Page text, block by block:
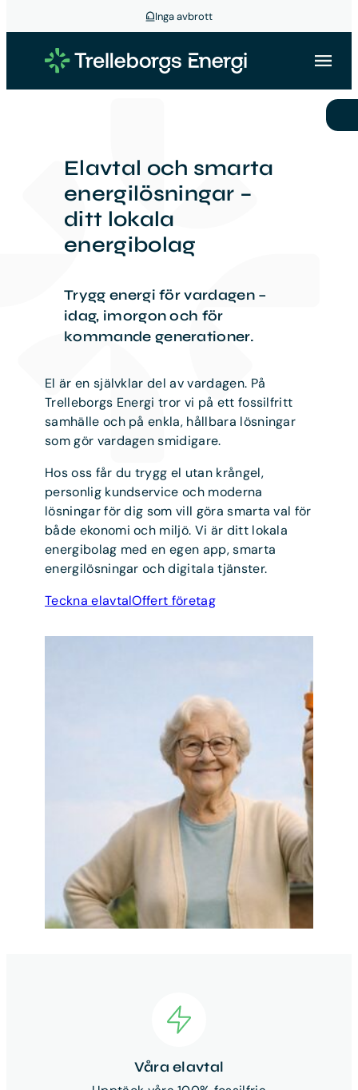
Inga avbrott
Elavtal och smarta
energilösningar –
ditt lokala
energibolag
Trygg energi för vardagen –
idag, imorgon och för
kommande generationer.
El är en självklar del av vardagen. På
Trelleborgs Energi tror vi på ett fossilfritt
samhälle och på enkla, hållbara lösningar
som gör vardagen smidigare.
Hos oss får du trygg el utan krångel,
personlig kundservice och moderna
lösningar för dig som vill göra smarta val för
både ekonomi och miljö. Vi är ditt lokala
energibolag med en egen app, smarta
energilösningar och digitala tjänster.
Teckna elavtalOffert företag
Våra elavtal